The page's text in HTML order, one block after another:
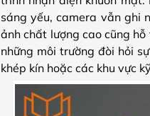
sáng yếu, camera vẫn ghi
ảnh chất lượng cao cũng
những môi trường đòi hỏi
khép kín hoặc các khu vực